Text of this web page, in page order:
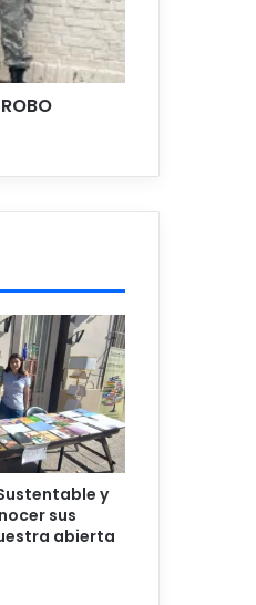
y
sus
abierta